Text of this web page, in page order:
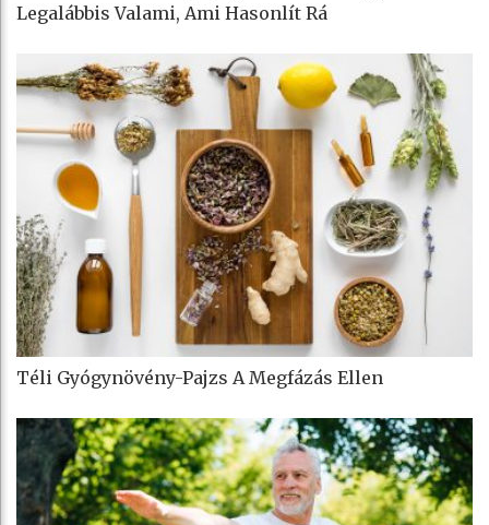
Legalábbis Valami, Ami Hasonlít Rá
Téli Gyógynövény-Pajzs A Megfázás Ellen